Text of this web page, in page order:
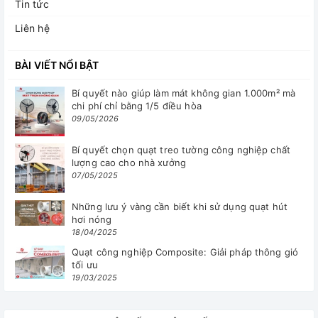
Tin tức
Liên hệ
BÀI VIẾT NỔI BẬT
Bí quyết nào giúp làm mát không gian 1.000m² mà
chi phí chỉ bằng 1/5 điều hòa
09/05/2026
Bí quyết chọn quạt treo tường công nghiệp chất
lượng cao cho nhà xưởng
07/05/2025
Những lưu ý vàng cần biết khi sử dụng quạt hút
hơi nóng
18/04/2025
Quạt công nghiệp Composite: Giải pháp thông gió
tối ưu
19/03/2025